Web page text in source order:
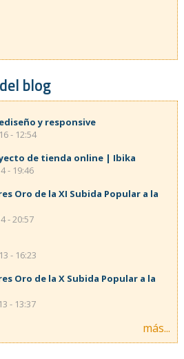
blog
y responsive
- 12:54
de tienda online | Ibika
- 19:46
Oro de la XI Subida Popular a la
- 20:57
- 16:23
Oro de la X Subida Popular a la
- 13:37
más...